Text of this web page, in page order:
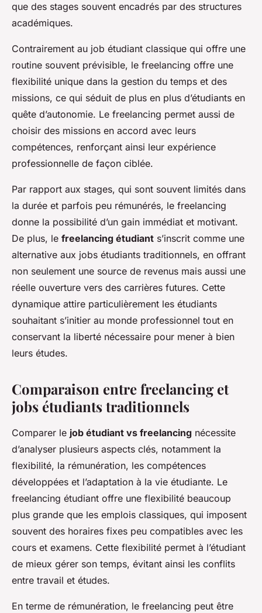
que des stages souvent encadrés par des structures
académiques.
Contrairement au job étudiant classique qui offre une
routine souvent prévisible, le freelancing offre une
flexibilité unique dans la gestion du temps et des
missions, ce qui séduit de plus en plus d’étudiants en
quête d’autonomie. Le freelancing permet aussi de
choisir des missions en accord avec leurs
compétences, renforçant ainsi leur expérience
professionnelle de façon ciblée.
Par rapport aux stages, qui sont souvent limités dans
la durée et parfois peu rémunérés, le freelancing
donne la possibilité d’un gain immédiat et motivant.
De plus, le freelancing étudiant s’inscrit comme une
alternative aux jobs étudiants traditionnels, en offrant
non seulement une source de revenus mais aussi une
réelle ouverture vers des carrières futures. Cette
dynamique attire particulièrement les étudiants
souhaitant s’initier au monde professionnel tout en
conservant la liberté nécessaire pour mener à bien
leurs études.
Comparaison entre freelancing et
jobs étudiants traditionnels
Comparer le job étudiant vs freelancing nécessite
d’analyser plusieurs aspects clés, notamment la
flexibilité, la rémunération, les compétences
développées et l’adaptation à la vie étudiante. Le
freelancing étudiant offre une flexibilité beaucoup
plus grande que les emplois classiques, qui imposent
souvent des horaires fixes peu compatibles avec les
cours et examens. Cette flexibilité permet à l’étudiant
de mieux gérer son temps, évitant ainsi les conflits
entre travail et études.
En terme de rémunération, le freelancing peut être